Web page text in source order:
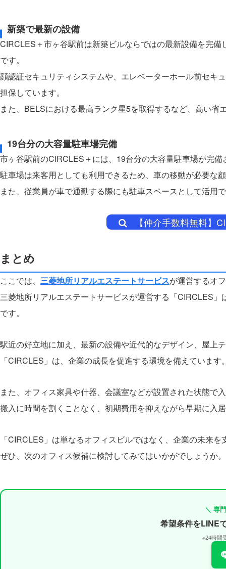
新築で最新の設備
CIRCLES＋市ヶ谷駅前は新築ビルならではの最新設備を完
です。
顔認証セキュリティシステムや、エレベーターホール前セキ
担保しています。
また、BELSにおける最高ランク星5を取得するなど、高い省
19台分の大容量駐車場完備
市ヶ谷駅前のCIRCLES＋には、19台分の大容量駐車場が完
駐車場は来客用としても利用できるため、車の移動が必要な
また、従業員が車で通勤する際にも駐車スペースとして活用
【仲介手数料無料】
まとめ
ここでは、 三菱地所リアルエステートサービスが運営するオ
三菱地所リアルエステートサービスが運営する「CIRCLES
です。
駅近の好立地に加え、最新の設備や近代的なデザイン、屋上
「CIRCLES」は、企業の成長を促進する環境を備えています
また、オフィス家具や什器、会議室などが設置された状態
搬入に時間を割くことなく、初期費用を抑えながら早期に入
「CIRCLES」は単なるオフィスビルではなく、企業の未来
ぜひ、次のオフィス候補に検討してみてはいかがでしょうか。
＼ 専
希望条件をLINE
※24時間